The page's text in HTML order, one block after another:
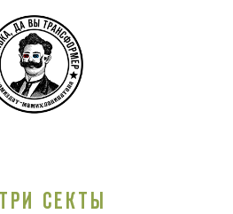
СЕКТЫ